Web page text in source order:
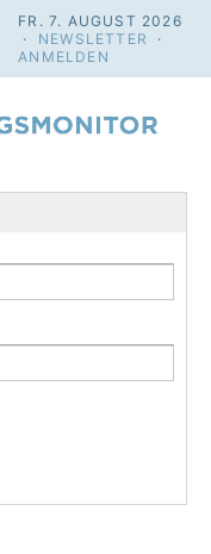
FR. 7. AUGUST 2026
· NEWSLETTER
·
ANMELDEN